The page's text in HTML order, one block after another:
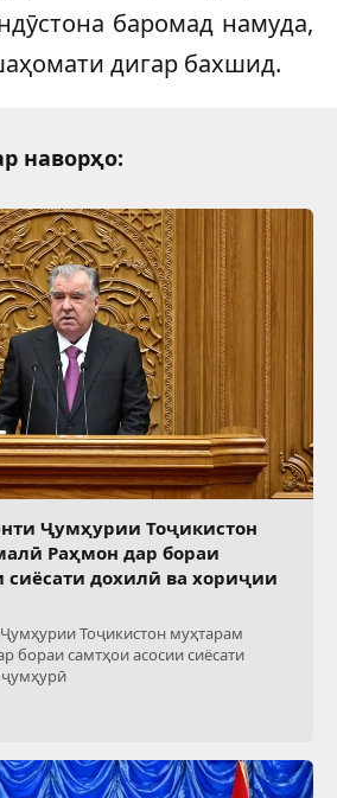
баромад намуда,
дигар бахшид.
наворҳо:
Ҷумҳурии Тоҷикистон
Раҳмон дар бораи
сиёсати дохилӣ ва хориҷии
Тоҷикистон муҳтарам
бораи самтҳои асосии сиёсати